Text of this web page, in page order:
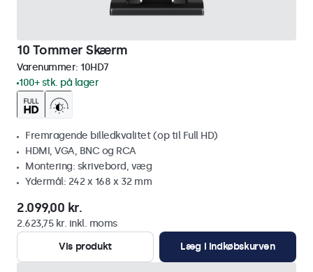
10 Tommer Skærm
Varenummer: 10HD7
100+ stk. på lager
Fremragende billedkvalitet (op til Full HD)
HDMI, VGA, BNC og RCA
Montering: skrivebord, væg
Ydermål: 242 x 168 x 32 mm
2.099,00 kr.
2.623,75 kr. inkl. moms
Vis produkt
Læg i indkøbskurven